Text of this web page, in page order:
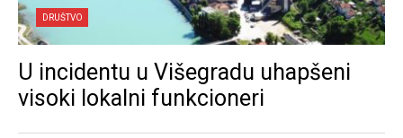
DRUŠTVO
U incidentu u Višegradu uhapšeni
visoki lokalni funkcioneri